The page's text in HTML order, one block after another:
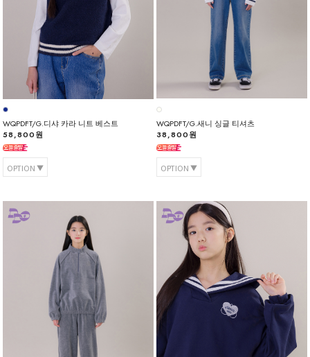
WQPDFT/G.디샤 카라 니트 베스트
58,800원
OPTION
WQPDFT/G.새니 싱글 티셔츠
38,800원
OPTION